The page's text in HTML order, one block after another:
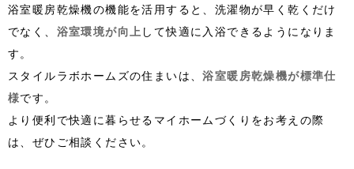
浴室暖房乾燥機の機能を活用すると、洗濯物が早く乾くだけ
でなく、 浴室環境が向上 して快適に入浴できるようになりま
す。
スタイルラボホームズの住まいは、浴室暖房乾燥機が標準仕
様です。
より便利で快適に暮らせるマイホームづくりをお考えの際
は、ぜひご相談ください。